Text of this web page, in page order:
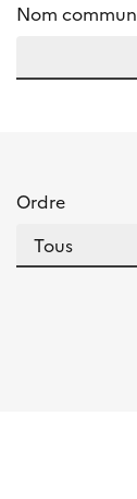
Nom commun
Ordre